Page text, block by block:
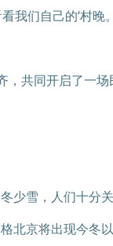
们自己的‘村晚
共同开启了
雪，人们十分关
京将出现今